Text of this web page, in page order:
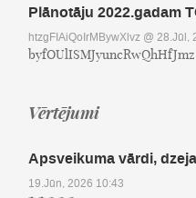
Plānotāju 2022.gadam
htzgFIAiQoIrMBywXlvz @ 28.Jūl,
byfOUlISMJyuncRwQhHfJmz
Vērtējumi
Apsveikuma vārdi,
19.Jūn, 2026 10:43